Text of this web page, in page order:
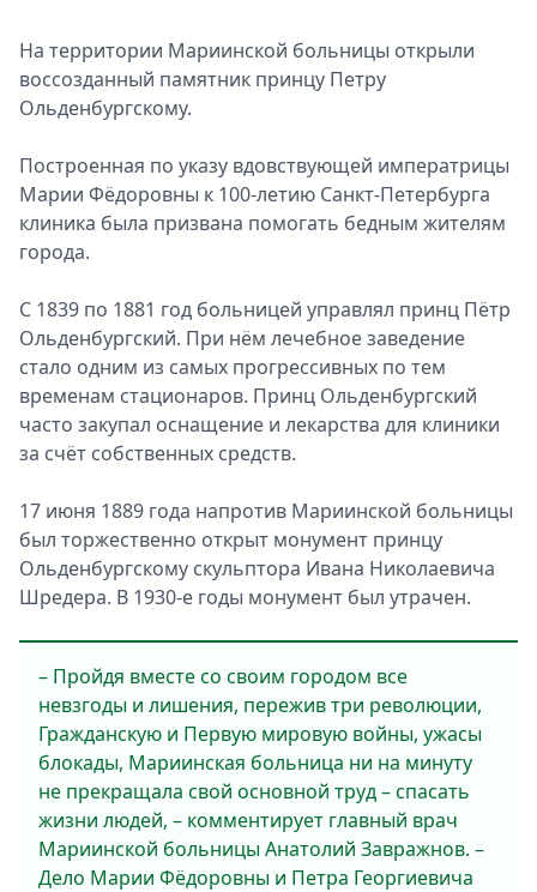
На территории Мариинской больницы открыли
воссозданный памятник принцу Петру
Ольденбургскому.
Построенная по указу вдовствующей императрицы
Марии Фёдоровны к 100-летию Санкт-Петербурга
клиника была призвана помогать бедным жителям
города.
С 1839 по 1881 год больницей управлял принц Пётр
Ольденбургский. При нём лечебное заведение
стало одним из самых прогрессивных по тем
временам стационаров. Принц Ольденбургский
часто закупал оснащение и лекарства для клиники
за счёт собственных средств.
17 июня 1889 года напротив Мариинской больницы
был торжественно открыт монумент принцу
Ольденбургскому скульптора Ивана Николаевича
Шредера. В 1930-е годы монумент был утрачен.
– Пройдя вместе со своим городом все
невзгоды и лишения, пережив три революции,
Гражданскую и Первую мировую войны, ужасы
блокады, Мариинская больница ни на минуту
не прекращала свой основной труд – спасать
жизни людей, – комментирует главный врач
Мариинской больницы Анатолий Завражнов. –
Дело Марии Фёдоровны и Петра Георгиевича